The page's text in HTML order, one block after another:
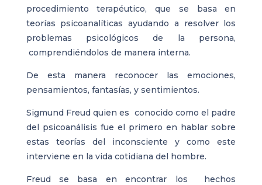
procedimiento terapéutico, que se basa en
teorías psicoanalíticas ayudando a resolver los
problemas psicológicos de la persona,
comprendiéndolos de manera interna.
De esta manera reconocer las emociones,
pensamientos, fantasías, y sentimientos.
Sigmund Freud quien es conocido como el padre
del psicoanálisis fue el primero en hablar sobre
estas teorías del inconsciente y como este
interviene en la vida cotidiana del hombre.
Freud se basa en encontrar los hechos